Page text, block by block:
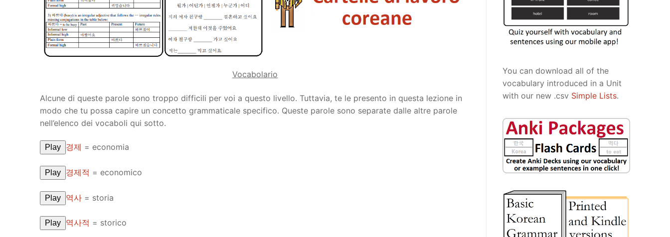
Pronunciation Tips
Reading: Quick Reference
Letter Names
Lessons 17 – 25
Unit 1 Test
Theme Lessons
Lessons 34 – 41
Lessons 42 – 50
Lessons 51 – 58
Lessons 59 – 66
UNIT 4
Lessons 76 – 83
Unit 4 Test
UNIT 5
Lessons 117 – 125
Lessons 134 – 141
Lessons 151 – 158
UNIT 8
HANJA
Vocabolario
Alcune di queste parole sono troppo difficili per voi a questo livello. Tuttavia, te le presento in questa lezione in
modo che tu possa capire un concetto grammaticale specifico. Queste parole sono separate dalle altre parole
nell’elenco dei vocaboli qui sotto.
Play 경제 = economia
Play 경제적 = economico
Play 역사 = storia
Play 역사적 = storico
You can download all of the
vocabulary introduced in a Unit
with our new .csv Simple Lists.